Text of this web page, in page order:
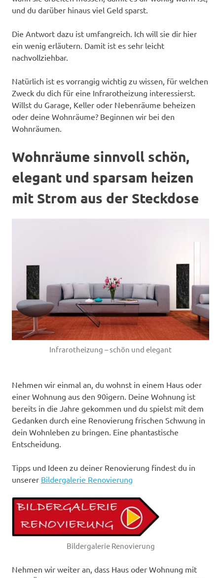
und du darüber hinaus viel Geld sparst.
Die Antwort dazu ist umfangreich. Ich will sie dir hier
ein wenig erläutern. Damit ist es sehr leicht
nachvollziehbar.
Natürlich ist es vorrangig wichtig zu wissen, für welchen
Zweck du dich für eine Infrarotheizung interessierst.
Willst du Garage, Keller oder Nebenräume beheizen
oder deine Wohnräume? Beginnen wir bei den
Wohnräumen.
Wohnräume sinnvoll schön,
elegant und sparsam heizen
mit Strom aus der Steckdose
Infrarotheizung – schön und elegant
Nehmen wir einmal an, du wohnst in einem Haus oder
einer Wohnung aus den 90igern. Deine Wohnung ist
bereits in die Jahre gekommen und du spielst mit dem
Gedanken durch eine Renovierung frischen Schwung in
dein Wohnleben zu bringen. Eine phantastische
Entscheidung.
Tipps und Ideen zu deiner Renovierung findest du in
unserer Bildergalerie Renovierung
Bildergalerie Renovierung
Nehmen wir weiter an, dass Haus oder Wohnung mit